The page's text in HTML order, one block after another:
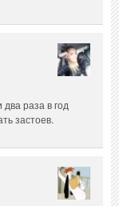
раза в год
застоев.